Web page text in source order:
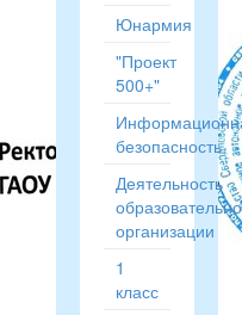
Юнармия
"Проект
500+"
безопасность
Деятельность
организации
1
класс